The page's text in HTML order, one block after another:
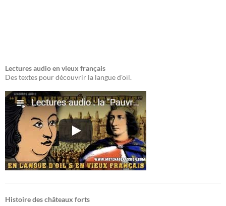
Lectures audio en vieux français
Des textes pour découvrir la langue d'oïl.
Histoire des châteaux forts